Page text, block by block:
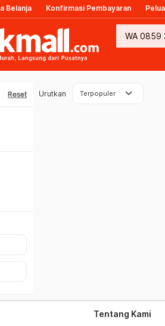
Belanja Konfirmasi Pembayaran
Reset Urutkan Terpopuler keyboard_arrow_down
Tentang Kami